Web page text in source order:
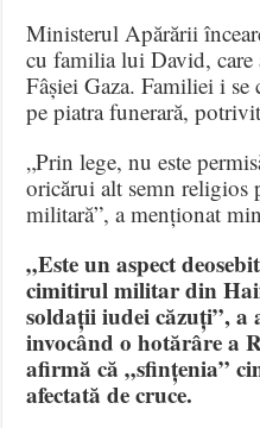
Ministerul Apărării
cu familia lui David,
Fâșiei Gaza. Familiei i se
pe piatra funerară,
„Prin lege, nu este
oricărui alt semn religios
militară”, a menționat
„Este un aspect
cimitirul militar din
soldații iudei căzuți”,
invocând o hotărâre a
afirmă că „sfințenia”
afectată de cruce.